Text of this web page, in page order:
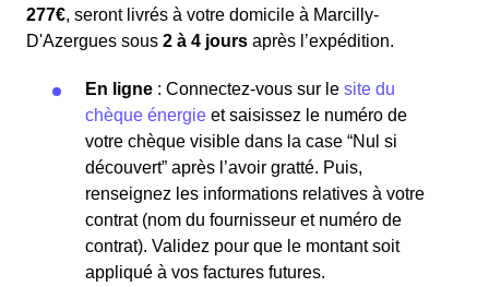
277€, seront livrés à votre domicile à Marcilly-
D'Azergues sous 2 à 4 jours après l’expédition.
En ligne : Connectez-vous sur le site du
chèque énergie et saisissez le numéro de
votre chèque visible dans la case “Nul si
découvert” après l’avoir gratté. Puis,
renseignez les informations relatives à votre
contrat (nom du fournisseur et numéro de
contrat). Validez pour que le montant soit
appliqué à vos factures futures.